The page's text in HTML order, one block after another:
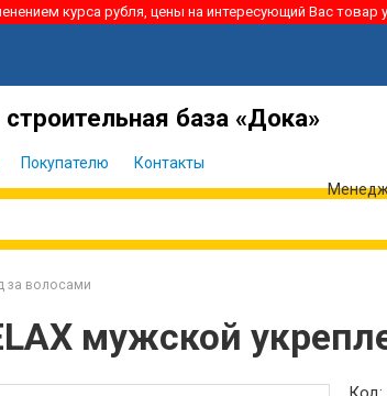
курса рубля, цены на интересующий Вас товар
база «Дока»
Покупателю Контакты
за волосами
мужской